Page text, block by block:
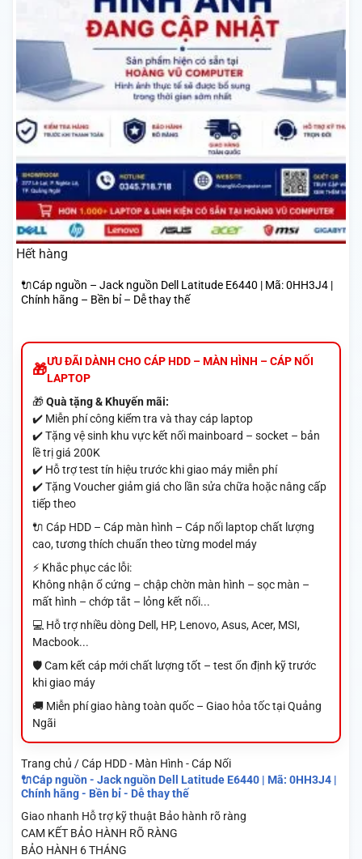
Hết hàng
🔌Cáp nguồn – Jack nguồn Dell Latitude E6440 | Mã: 0HH3J4 |
Chính hãng – Bền bỉ – Dễ thay thế
ƯU ĐÃI DÀNH CHO CÁP HDD – MÀN HÌNH – CÁP NỐI
LAPTOP
🎁Quà tặng & Khuyến mãi:
✔️ Miễn phí công kiểm tra và thay cáp laptop
✔️ Tặng vệ sinh khu vực kết nối mainboard – socket – bản
lề trị giá 200K
✔️ Hỗ trợ test tín hiệu trước khi giao máy miễn phí
✔️ Tặng Voucher giảm giá cho lần sửa chữa hoặc nâng cấp
tiếp theo
🔌 Cáp HDD – Cáp màn hình – Cáp nối laptop chất lượng
cao, tương thích chuẩn theo từng model máy
⚡ Khắc phục các lỗi:
Không nhận ổ cứng – chập chờn màn hình – sọc màn –
mất hình – chớp tắt – lỏng kết nối...
💻 Hỗ trợ nhiều dòng Dell, HP, Lenovo, Asus, Acer, MSI,
Macbook...
🛡️ Cam kết cáp mới chất lượng tốt – test ổn định kỹ trước
khi giao máy
🚚 Miễn phí giao hàng toàn quốc – Giao hỏa tốc tại Quảng
Ngãi
Trang chủ / Cáp HDD - Màn Hình - Cáp Nối
🔌Cáp nguồn - Jack nguồn Dell Latitude E6440 | Mã: 0HH3J4 |
Chính hãng - Bền bỉ - Dễ thay thế
Giao nhanh Hỗ trợ kỹ thuật Bảo hành rõ ràng
CAM KẾT BẢO HÀNH RÕ RÀNG
BẢO HÀNH 6 THÁNG